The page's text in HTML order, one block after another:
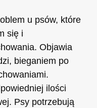
u psów, które
się i
Objawia
bieganiem po
ilości
Psy potrzebują